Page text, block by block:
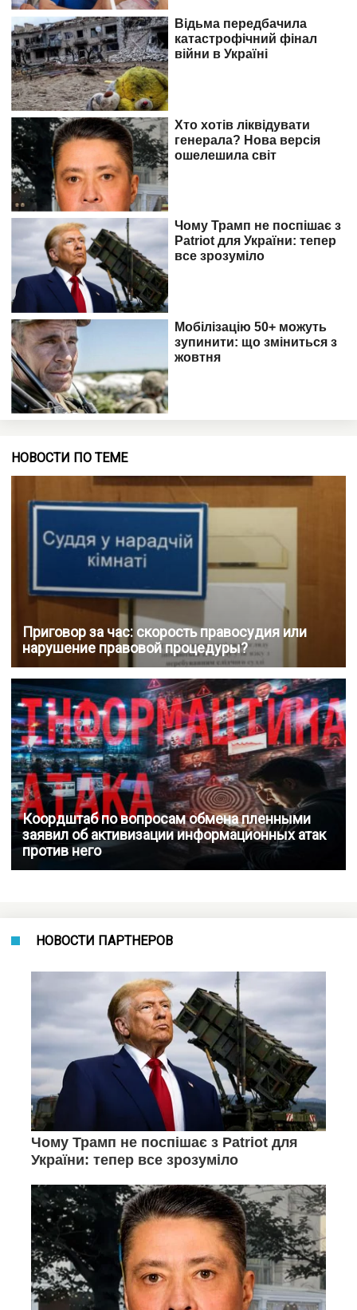
НОВОСТИ ПО ТЕМЕ
Приговор за час: скорость правосудия или
нарушение правовой процедуры?
Коордштаб по вопросам обмена пленными
заявил об активизации информационных атак
против него
НОВОСТИ ПАРТНЕРОВ